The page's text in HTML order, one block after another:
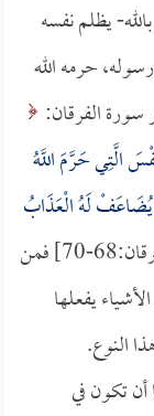
يظلم نفسه
حرمه الله
سورة الفرقان:
الَّتِي حَرَّمَ اللَّهُ
يُضَاعَفْ لَهُ الْعَذَابُ
[الفرقان:68-70] فمن
يفعلها
النوع.
أن تكون في